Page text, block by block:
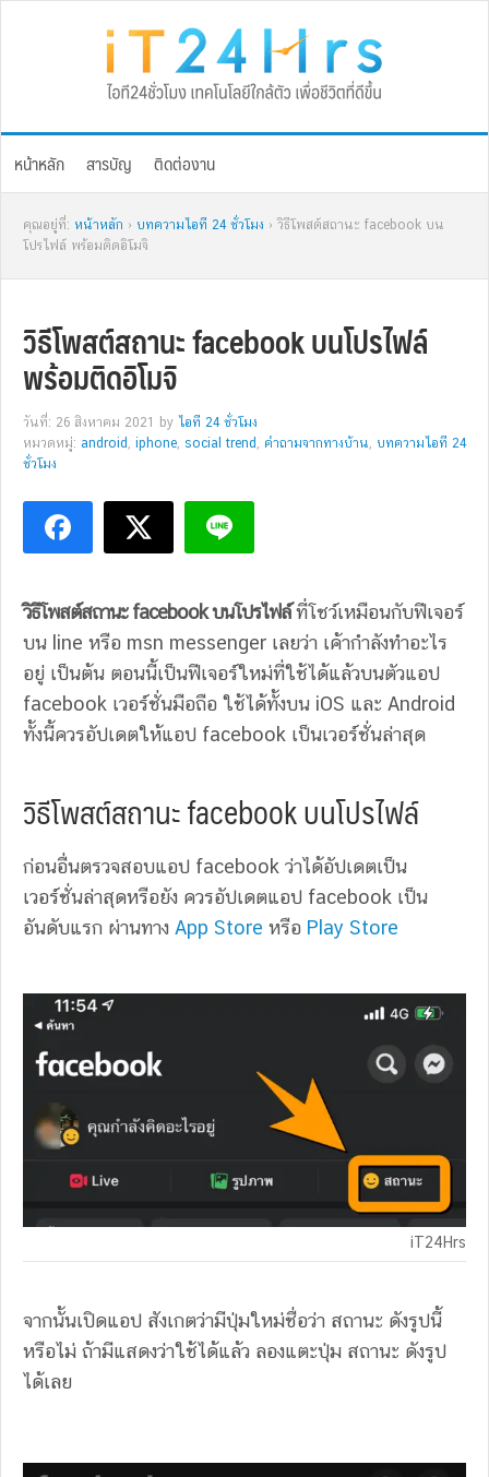
หน้าหลัก สารบัญ ติดต่องาน
คุณอยู่ที่: หน้าหลัก › บทความไอที 24 ชั่วโมง › วิธีโพสต์สถานะ facebook บน
โปรไฟล์ พร้อมติดอิโมจิ
วิธีโพสต์สถานะ facebook บนโปรไฟล์
พร้อมติดอิโมจิ
วันที่: 26 สิงหาคม 2021 by ไอที 24 ชั่วโมง
หมวดหมู่: android , iphone, social trend , คำถามจากทางบ้าน, บทความไอที 24
ชั่วโมง
วิธีโพสต์สถานะ facebook บนโปรไฟล์ที่โชว์เหมือนกับฟีเจอร์
บน line หรือ msn messenger เลยว่า เค้ากำลังทำอะไร
อยู่ เป็นต้น ตอนนี้เป็นฟีเจอร์ใหม่ที่ใช้ได้แล้วบนตัวแอป
facebook เวอร์ชั่นมือถือ ใช้ได้ทั้งบน iOS และ Android
ทั้งนี้ควรอัปเดตให้แอป facebook เป็นเวอร์ชั่นล่าสุด
วิธีโพสต์สถานะ facebook บนโปรไฟล์
ก่อนอื่นตรวจสอบแอป facebook ว่าได้อัปเดตเป็น
เวอร์ชั่นล่าสุดหรือยัง ควรอัปเดตแอป facebook เป็น
อันดับแรก ผ่านทาง App Store หรือ Play Store
iT24Hrs
จากนั้นเปิดแอป สังเกตว่ามีปุ่มใหม่ชื่อว่า สถานะ ดังรูปนี้
หรือไม่ ถ้ามีแสดงว่าใช้ได้แล้ว ลองแตะปุ่ม สถานะ ดังรูป
ได้เลย